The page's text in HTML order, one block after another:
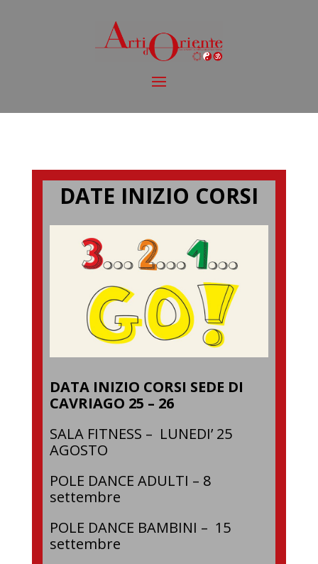
DATE INIZIO CORSI
DATA INIZIO CORSI SEDE DI
CAVRIAGO 25 – 26
SALA FITNESS – LUNEDI’ 25
AGOSTO
POLE DANCE ADULTI – 8
settembre
POLE DANCE BAMBINI – 15
settembre